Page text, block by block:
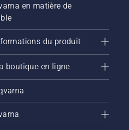
en matière de
du produit
boutique en ligne